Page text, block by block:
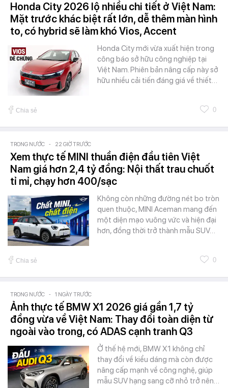
Honda City 2026 lộ nhiều chi tiết ở Việt Nam:
Mặt trước khác biệt rất lớn, dễ thêm màn hình
to, có hybrid sẽ làm khó Vios, Accent
Honda City mới vừa xuất hiện trong
công báo sở hữu công nghiệp tại
Việt Nam. Phiên bản nâng cấp này sở
hữu nhiều cải tiến đáng giá về thiết…
Chia sẻ 0
TRONG NƯỚC - 22 GIỜ TRƯỚC
Xem thực tế MINI thuần điện đầu tiên Việt
Nam giá hơn 2,4 tỷ đồng: Nội thất trau chuốt
tỉ mỉ, chạy hơn 400/sạc
Không còn những đường nét bo tròn
quen thuộc, MINI Aceman mang đến
một diện mạo vuông vức và hiện đại
hơn, đồng thời trở thành mẫu SUV…
Chia sẻ 0
TRONG NƯỚC - 1 NGÀY TRƯỚC
Ảnh thực tế BMW X1 2026 giá gần 1,7 tỷ
đồng vừa về Việt Nam: Thay đổi toàn diện từ
ngoài vào trong, có ADAS cạnh tranh Q3
Ở thế hệ mới, BMW X1 không chỉ
thay đổi về kiểu dáng mà còn được
nâng cấp mạnh về công nghệ, giúp
mẫu SUV hạng sang cỡ nhỏ trở nên…